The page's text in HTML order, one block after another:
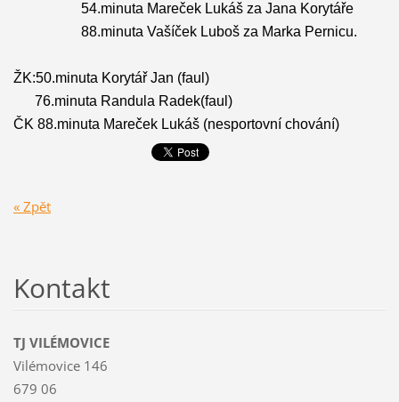
54.minuta Mareček Lukáš za Jana Korytáře
88.minuta Vašíček Luboš za Marka Pernicu.
ŽK:50.minuta Korytář Jan (faul)
76.minuta Randula Radek(faul)
ČK 88.minuta Mareček Lukáš (nesportovní chování)
« Zpět
Kontakt
TJ VILÉMOVICE
Vilémovice 146
679 06